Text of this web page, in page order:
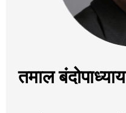
तमाल बंदोपाध्याय